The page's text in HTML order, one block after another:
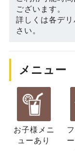
ございます。
詳しくは各デ
さい。
メニュー
お子様メニ
ューあり